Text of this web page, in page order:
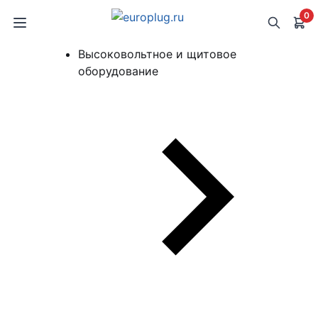
0
Высоковольтное и щитовое
оборудование